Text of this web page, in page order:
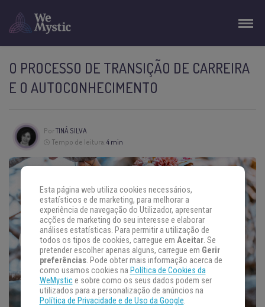
O PROCESSO DE TRANSIÇÃO DE CARREIRA
E O AUTOCONHECIMENTO
PorTINÁ SILVA
Tempo de leitura:4 min
Esta página web utiliza cookies necessários,
estatísticos e de marketing, para melhorar a
experiência de navegação do Utilizador, apresentar
acções de marketing do seu interesse e elaborar
análises estatísticas. Para permitir a utilização de
todos os tipos de cookies, carregue em Aceitar. Se
pretender escolher apenas alguns, carregue em Gerir
preferências. Pode obter mais informação acerca de
como usamos cookies na Política de Cookies da
WeMystice sobre como os seus dados podem ser
utilizados para a personalização de anúncios na
Política de Privacidade e de Uso da Google.